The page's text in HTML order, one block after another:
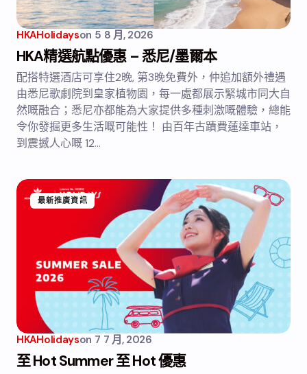
HKAHolidayson 5 8 月, 2026
HKA精選航點優惠 – 悉尼/墨爾本
配搭特選酒店可享住2晚, 第3晚免費外，仲追加額外禮遇
由悉尼歌劇院到皇家植物園，每一處都展示緊城市同大自
然嘅融合；悉尼亦都能為大家提供多種刺激嘅體驗，總能
令你發掘更多生活嘅可能性！ 由百年古蹟費蓮達車站，
到震撼人心嘅 12…
最新推廣資訊
HKAHolidayson 7 7 月, 2026
至 Hot Summer 至 Hot 優惠